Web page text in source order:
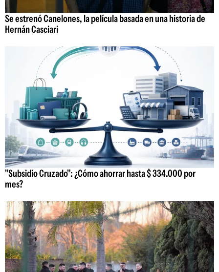
Se estrenó Canelones, la película basada en una historia de
Hernán Casciari
"Subsidio Cruzado": ¿Cómo ahorrar hasta $ 334.000 por
mes?